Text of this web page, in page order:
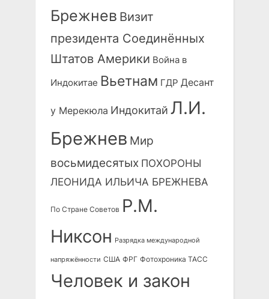
Брежнев Визит
президента Соединённых
Штатов Америки Война в
Индокитае Вьетнам ГДР Десант
у Мерекюла Индокитай Л.И.
Брежнев Мир
восьмидесятых ПОХОРОНЫ
ЛЕОНИДА ИЛЬИЧА БРЕЖНЕВА
По Стране Советов Р.М.
Никсон Разрядка международной
напряжённости США ФРГ Фотохроника ТАСС
Человек и закон